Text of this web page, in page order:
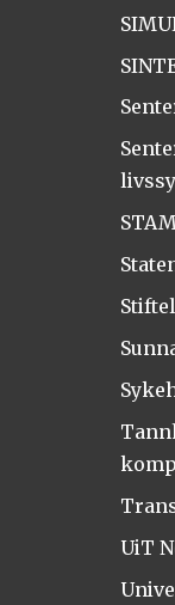
UiT